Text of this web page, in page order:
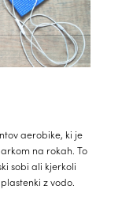
aerobike, ki je
na rokah. To
sobi ali kjerkoli
z vodo.